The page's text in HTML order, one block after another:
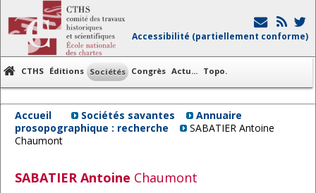
Accessibilité (partiellement conforme)
CTHS Éditions Sociétés Congrès Actu... Topo.
Accueil Sociétés savantes
Annuaire
prosopographique : recherche
SABATIER Antoine
Chaumont
SABATIERAntoine Chaumont